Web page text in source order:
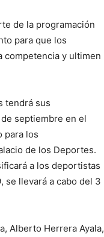
de la programación
para que los
competencia y ultimen
tendrá sus
septiembre en el
para los
de los Deportes.
a los deportistas
se llevará a cabo del 3
Alberto Herrera Ayala,